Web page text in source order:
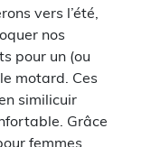
vers l’été,
nos
pour un (ou
motard. Ces
similicuir
Grâce
femmes